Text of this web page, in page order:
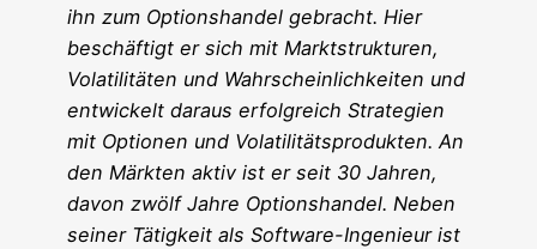
ihn zum Opti­ons­han­del gebracht. Hier
beschäf­tigt er sich mit Markt­struk­tu­ren,
Vola­ti­li­tä­ten und Wahr­schein­lich­kei­ten und
ent­wi­ckelt dar­aus erfolg­reich Stra­te­gien
mit Optio­nen und Vola­ti­li­täts­pro­duk­ten. An
den Märk­ten aktiv ist er seit 30 Jah­ren,
davon zwölf Jah­re Opti­ons­han­del. Neben
sei­ner Tätig­keit als Soft­ware-Inge­nieur ist